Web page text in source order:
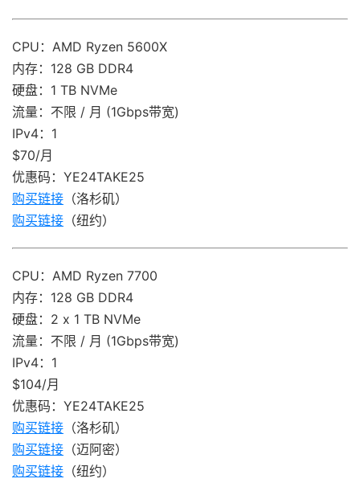
CPU：AMD Ryzen 5600X
内存：128 GB DDR4
硬盘：1 TB NVMe
流量：不限 / 月 (1Gbps带宽)
IPv4：1
$70/月
优惠码：YE24TAKE25
购买链接 （洛杉矶）
购买链接 （纽约）
CPU：AMD Ryzen 7700
内存：128 GB DDR4
硬盘：2 x 1 TB NVMe
流量：不限 / 月 (1Gbps带宽)
IPv4：1
$104/月
优惠码：YE24TAKE25
购买链接 （洛杉矶）
购买链接 （迈阿密）
购买链接 （纽约）